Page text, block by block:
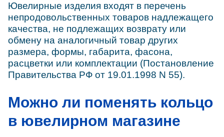
Ювелирные изделия входят в перечень
непродовольственных товаров надлежащего
качества, не подлежащих возврату или
обмену на аналогичный товар других
размера, формы, габарита, фасона,
расцветки или комплектации (Постановление
Правительства РФ от 19.01.1998 N 55).
Можно ли поменять кольцо
в ювелирном магазине